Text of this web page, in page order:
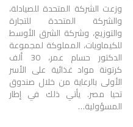
وزعت الشركة المتحدة للصيادلة،
والشركة المتحدة للتجارة
والتوزيع، وشركة الشرق الأوسط
للكيماويات، المملوكة لمجموعة
الدكتور حسام عمر، 30 ألف
كرتونة مواد غذائية على الأسر
الأولى بالرعاية من خلال صندوق
تحيا مصر. يأتي ذلك في إطار
المسؤولية…